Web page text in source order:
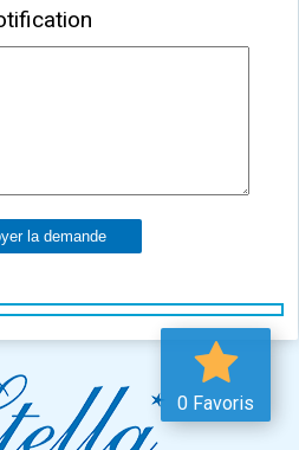
la demande
0 Favoris